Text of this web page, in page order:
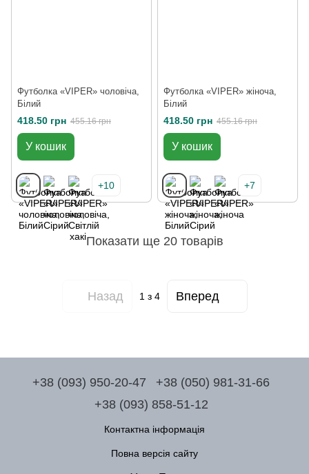
Футболка «VIPER» чоловіча,
Білий
418.50 грн 455.16 грн
У кошик
+10
Футболка «VIPER» жіноча,
Білий
418.50 грн 455.16 грн
У кошик
+7
Показати ще 20 товарів
Назад 1з 4 Вперед
+38 (093) 950-20-47
+38 (050) 981-31-66
+38 (093) 858-51-12
Контактна інформація
Повна версія сайту